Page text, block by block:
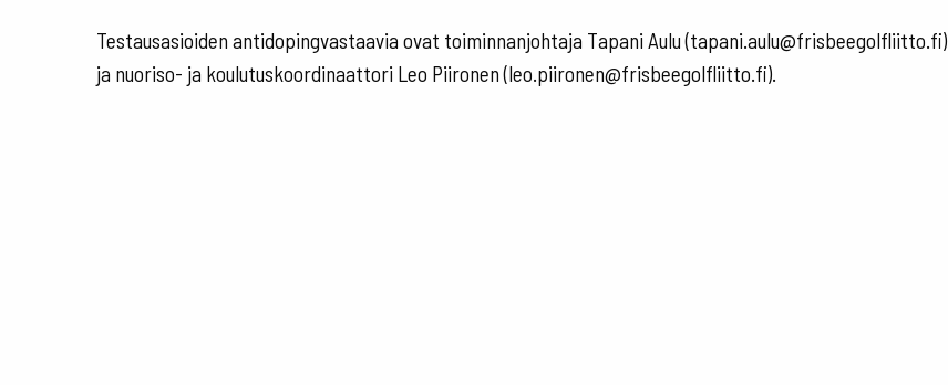
Testausasioiden antidopingvastaavia ovat toiminnanjohtaja Tapani Aulu (tapani.aulu@frisbeegolfliitto.fi)
ja nuoriso- ja koulutuskoordinaattori Leo Piironen (leo.piironen@frisbeegolfliitto.fi).